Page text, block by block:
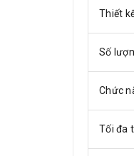
Thiết
Số
Chức
Tối đa